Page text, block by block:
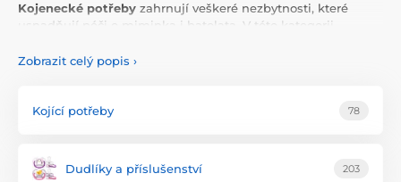
Kojenecké potřeby zahrnují veškeré nezbytnosti, které
usnadňují péči o miminka i batolata. V této kategorii
bezpečí, péči a pohodlí. Nabízíme
které usnadníkaždodenní péči
Zobrazit celý popis ›
Kojící potřeby 78
Dudlíky a příslušenství 203